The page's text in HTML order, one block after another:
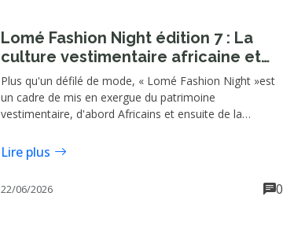
Lomé Fashion Night édition 7 : La
culture vestimentaire africaine et
togolaise valorisées
Plus qu'un défilé de mode, « Lomé Fashion Night »est
un cadre de mis en exergue du patrimoine
vestimentaire, d'abord Africains et ensuite de la
togolaise. Portée par l'agence événementielle et de
communication "Simera Corporation", cet espace est
l'expatriation de la culture togolaise.
Lire plus
22/06/2026 0